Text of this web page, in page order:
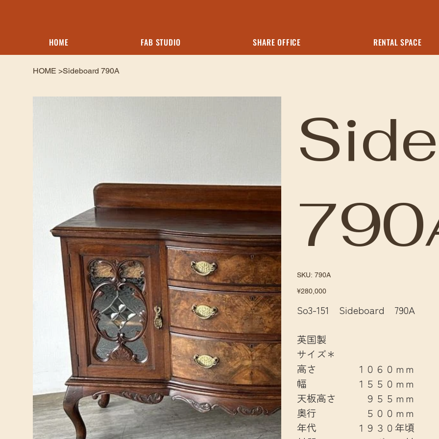
HOME FAB STUDIO SHARE OFFICE RENTAL SPACE
HOME >Sideboard 790A
SKU: SKU
790A
790A
Price
¥280,000
So3-151 Sideboard 790A
英国製
サイズ＊
高さ １０６０ｍｍ
幅 １５５０ｍｍ
天板高さ ９５５ｍｍ
奥行 ５００ｍｍ
年代 １９３０年頃